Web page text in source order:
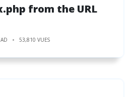
from the URL
53,810 VUES